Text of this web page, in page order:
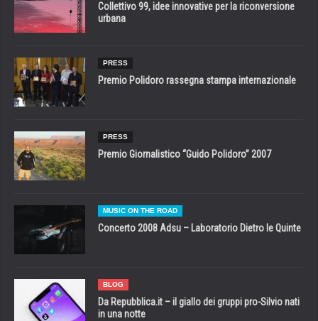
Collettivo 99, idee innovative per la riconversione
urbana
PRESS
Premio Polidoro rassegna stampa internazionale
PRESS
Premio Giornalistico “Guido Polidoro” 2007
MUSIC ON THE ROAD
Concerto 2008 Adsu – Laboratorio Dietro le Quinte
BLOG
Da Repubblica.it – il giallo dei gruppi pro-Silvio nati
in una notte